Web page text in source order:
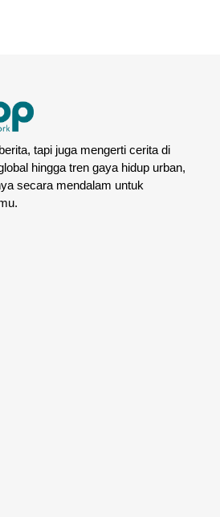
tapi juga mengerti cerita di
hingga tren gaya hidup urban,
secara mendalam untuk